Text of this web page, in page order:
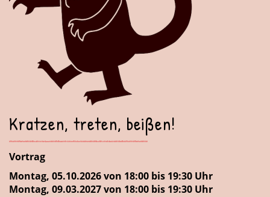
Kratzen, treten, beißen!
Vortrag
Montag, 05.10.2026 von 18:00 bis 19:30 Uhr
Montag, 09.03.2027 von 18:00 bis 19:30 Uhr